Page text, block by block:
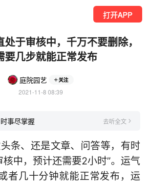
打开APP
于审核中，千万不要删除，
要几步就能正常发布
庭院园艺 关注
2021-11-8 08:39
事尽掌握 去听全文
条、还是文章、问答等，有时
核中，预计还需要2小时”。运气
者几十分钟就能正常发布，运